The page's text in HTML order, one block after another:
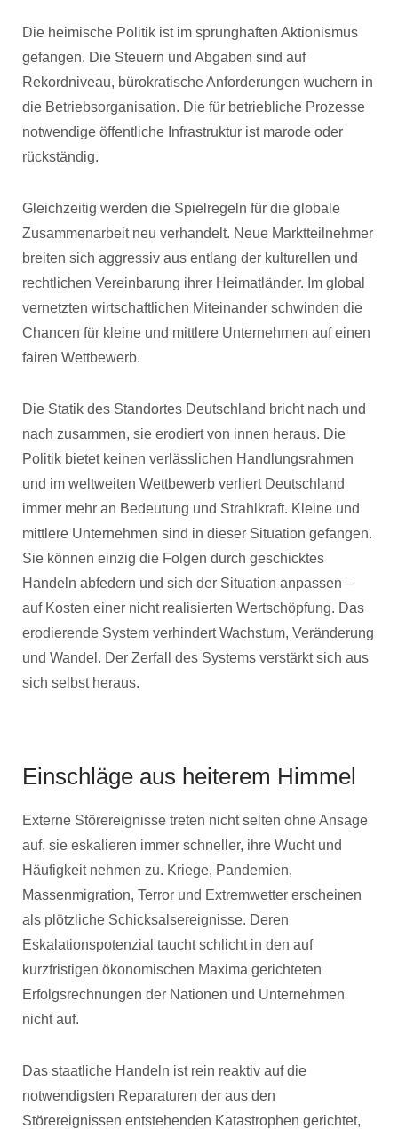
Die heimische Politik ist im sprunghaften Aktionismus
gefangen. Die Steuern und Abgaben sind auf
Rekordniveau, bürokratische Anforderungen wuchern in
die Betriebsorganisation. Die für betriebliche Prozesse
notwendige öffentliche Infrastruktur ist marode oder
rückständig.
Gleichzeitig werden die Spielregeln für die globale
Zusammenarbeit neu verhandelt. Neue Marktteilnehmer
breiten sich aggressiv aus entlang der kulturellen und
rechtlichen Vereinbarung ihrer Heimatländer. Im global
vernetzten wirtschaftlichen Miteinander schwinden die
Chancen für kleine und mittlere Unternehmen auf einen
fairen Wettbewerb.
Die Statik des Standortes Deutschland bricht nach und
nach zusammen, sie erodiert von innen heraus. Die
Politik bietet keinen verlässlichen Handlungsrahmen
und im weltweiten Wettbewerb verliert Deutschland
immer mehr an Bedeutung und Strahlkraft. Kleine und
mittlere Unternehmen sind in dieser Situation gefangen.
Sie können einzig die Folgen durch geschicktes
Handeln abfedern und sich der Situation anpassen –
auf Kosten einer nicht realisierten Wertschöpfung. Das
erodierende System verhindert Wachstum, Veränderung
und Wandel. Der Zerfall des Systems verstärkt sich aus
sich selbst heraus.
Einschläge aus heiterem Himmel
Externe Störereignisse treten nicht selten ohne Ansage
auf, sie eskalieren immer schneller, ihre Wucht und
Häufigkeit nehmen zu. Kriege, Pandemien,
Massenmigration, Terror und Extremwetter erscheinen
als plötzliche Schicksalsereignisse. Deren
Eskalationspotenzial taucht schlicht in den auf
kurzfristigen ökonomischen Maxima gerichteten
Erfolgsrechnungen der Nationen und Unternehmen
nicht auf.
Das staatliche Handeln ist rein reaktiv auf die
notwendigsten Reparaturen der aus den
Störereignissen entstehenden Katastrophen gerichtet,